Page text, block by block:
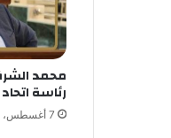
محمد
رئاسة
7 أغسطس، 2023